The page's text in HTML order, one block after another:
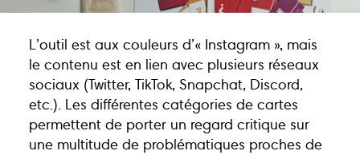
L’outil est aux couleurs d’« Instagram », mais
le contenu est en lien avec plusieurs réseaux
sociaux (Twitter, TikTok, Snapchat, Discord,
etc.). Les différentes catégories de cartes
permettent de porter un regard critique sur
une multitude de problématiques proches de
FAQ Services
Contact